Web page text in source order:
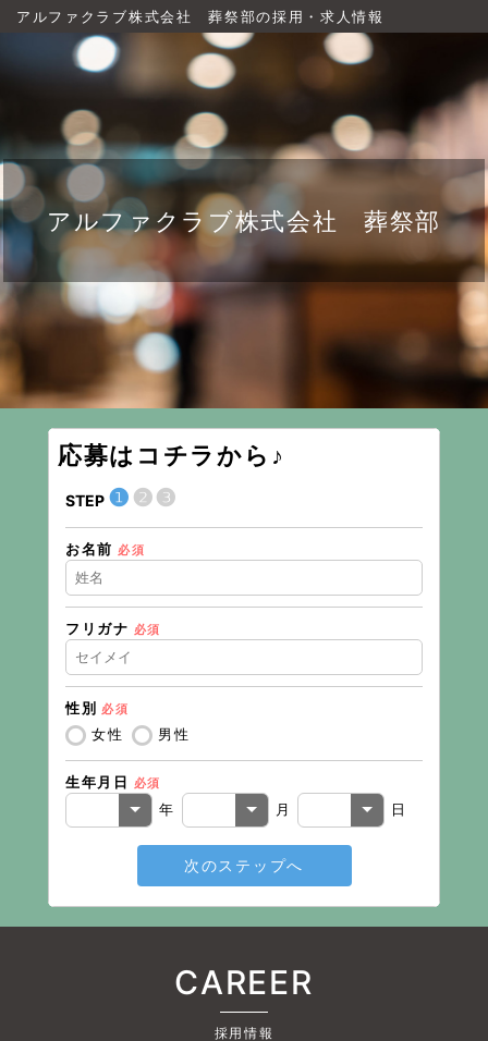
アルファクラブ株式会社 葬祭部の採用・求人情報
アルファクラブ株式会社 葬祭部
応募はコチラから♪
STEP ❶❷❸
お名前 必須
フリガナ 必須
性別 必須
女性 男性
生年月日 必須
年 月 日
次のステップへ
CAREER
採用情報